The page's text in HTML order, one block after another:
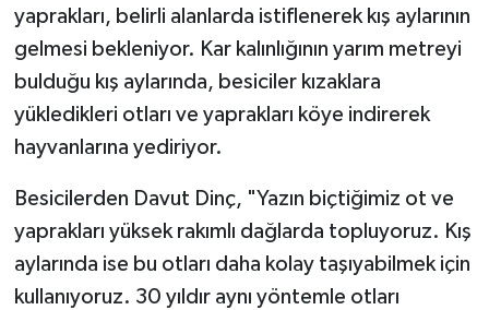
yaprakları, belirli alanlarda istiflenerek kış aylarının
gelmesi bekleniyor. Kar kalınlığının yarım metreyi
bulduğu kış aylarında, besiciler kızaklara
yükledikleri otları ve yaprakları köye indirerek
hayvanlarına yediriyor.
Besicilerden Davut Dinç, "Yazın biçtiğimiz ot ve
yaprakları yüksek rakımlı dağlarda topluyoruz. Kış
aylarında ise bu otları daha kolay taşıyabilmek için
kullanıyoruz. 30 yıldır aynı yöntemle otları